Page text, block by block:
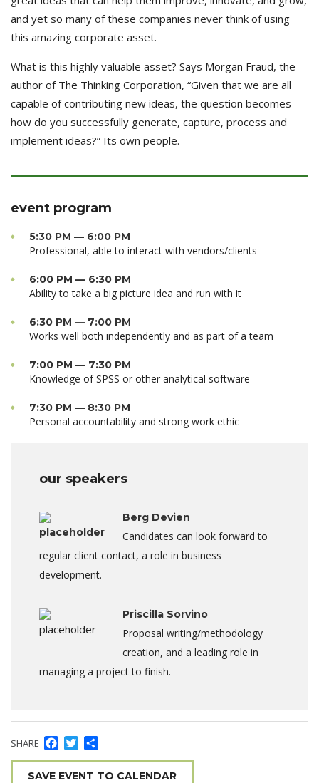
and yet so many of these companies never think of using
this amazing corporate asset.
What is this highly valuable asset? Says Morgan Fraud, the
author of The Thinking Corporation, “Given that we are all
capable of contributing new ideas, the question becomes
how do you successfully generate, capture, process and
implement ideas?” Its own people.
event program
5:30 PM — 6:00 PM
Professional, able to interact with vendors/clients
6:00 PM — 6:30 PM
Ability to take a big picture idea and run with it
6:30 PM — 7:00 PM
Works well both independently and as part of a team
7:00 PM — 7:30 PM
Knowledge of SPSS or other analytical software
7:30 PM — 8:30 PM
Personal accountability and strong work ethic
our speakers
Berg Devien
Candidates can look forward to
regular client contact, a role in business
development.
Priscilla Sorvino
Proposal writing/methodology
creation, and a leading role in
managing a project to finish.
SHARE Facebook
Twitter
SAVE EVENT TO CALENDAR